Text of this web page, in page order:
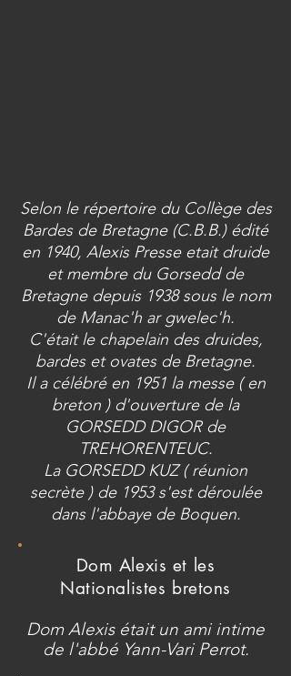
Selon le répertoire du Collège des
Bardes de Bretagne (C.B.B.) édité
en 1940, Alexis Presse etait druide
et membre du Gorsedd de
Bretagne depuis 1938 sous le nom
de Manac'h ar gwelec'h.
C'était le chapelain des druides,
bardes et ovates de Bretagne.
Il a célébré en 1951 la messe ( en
breton ) d'ouverture de la
GORSEDD DIGOR de
TREHORENTEUC.
La GORSEDD KUZ ( réunion
secrète ) de 1953 s'est déroulée
dans l'abbaye de Boquen.
Dom Alexis et les
Nationalistes bretons
Dom Alexis était un ami intime
de l'abbé Yann-Vari Perrot.